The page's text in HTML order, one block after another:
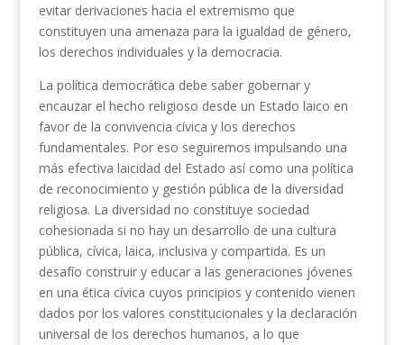
evitar derivaciones hacia el extremismo que
constituyen una amenaza para la igualdad de género,
los derechos individuales y la democracia.
La política democrática debe saber gobernar y
encauzar el hecho religioso desde un Estado laico en
favor de la convivencia cívica y los derechos
fundamentales. Por eso seguiremos impulsando una
más efectiva laicidad del Estado así como una política
de reconocimiento y gestión pública de la diversidad
religiosa. La diversidad no constituye sociedad
cohesionada si no hay un desarrollo de una cultura
pública, cívica, laica, inclusiva y compartida. Es un
desafío construir y educar a las generaciones jóvenes
en una ética cívica cuyos principios y contenido vienen
dados por los valores constitucionales y la declaración
universal de los derechos humanos, a lo que